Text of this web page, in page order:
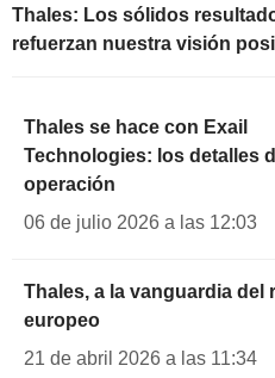
Thales: Los sólidos
refuerzan nuestra visión
Thales se hace con Exail
Technologies: los detalles
operación
06 de julio 2026 a las 12:03
Thales, a la vanguardia del
europeo
21 de abril 2026 a las 11:34